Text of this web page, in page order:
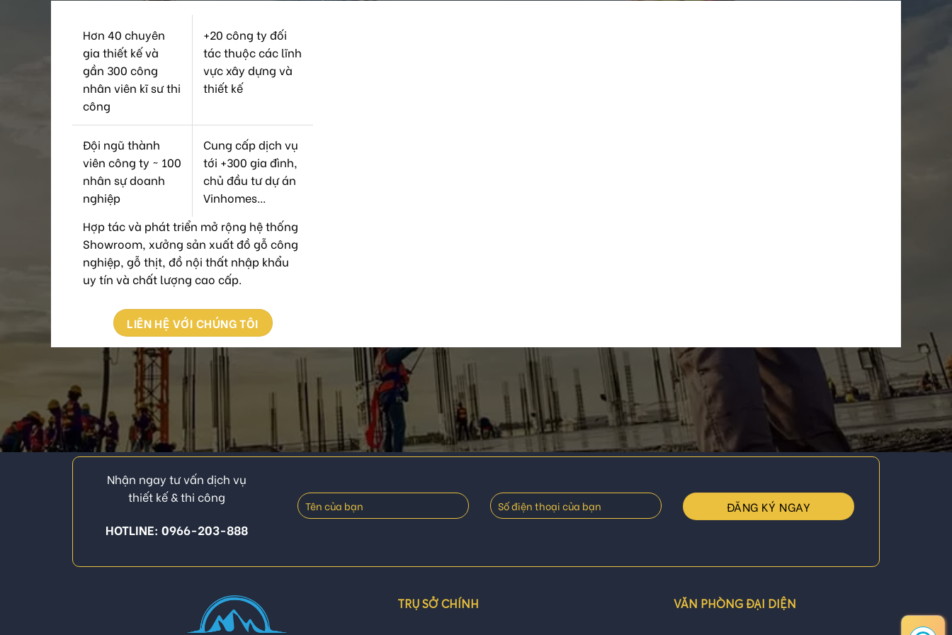
Hơn 40 chuyên
gia thiết kế và
gần 300 công
nhân viên kĩ sư thi
công
+20 công ty đối
tác thuộc các lĩnh
vực xây dựng và
thiết kế
Đội ngũ thành
viên công ty ~ 100
nhân sự doanh
nghiệp
Cung cấp dịch vụ
tới +300 gia đình,
chủ đầu tư dự án
Vinhomes...
Hợp tác và phát triển mở rộng hệ thống
Showroom, xưởng sản xuất đồ gỗ công
nghiệp, gỗ thịt, đồ nội thất nhập khẩu
uy tín và chất lượng cao cấp.
LIÊN HỆ VỚI CHÚNG TÔI
Nhận ngay tư vấn dịch vụ
thiết kế & thi công
HOTLINE: 0966-203-888
TRỤ SỞ CHÍNH VĂN PHÒNG ĐẠI DIỆN